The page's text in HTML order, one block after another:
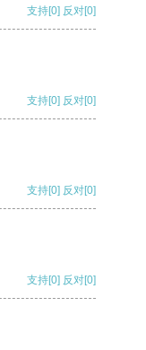
支持[0] 反对[0]
支持[0] 反对[0]
支持[0] 反对[0]
支持[0] 反对[0]